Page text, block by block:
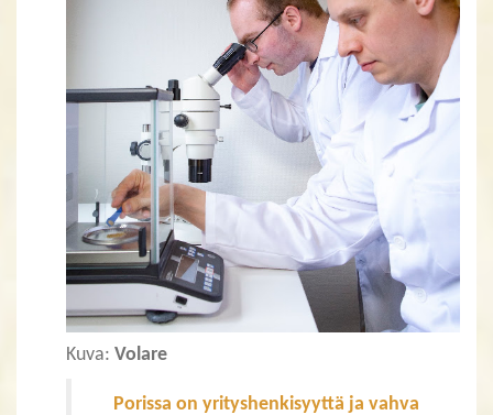
Kuva: Volare
Porissa on yrityshenkisyyttä ja vahva